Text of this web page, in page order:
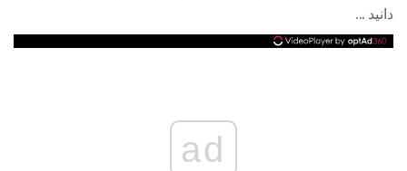
دانید ...
ad